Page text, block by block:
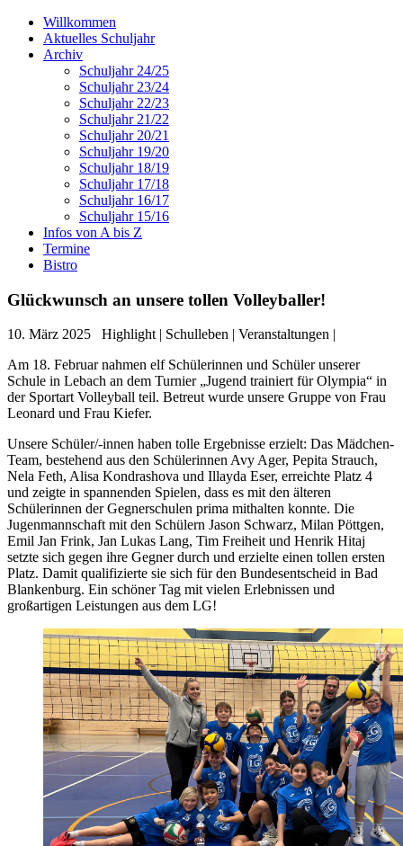
Willkommen
Aktuelles Schuljahr
Archiv
Schuljahr 24/25
Schuljahr 23/24
Schuljahr 22/23
Schuljahr 21/22
Schuljahr 20/21
Schuljahr 19/20
Schuljahr 18/19
Schuljahr 17/18
Schuljahr 16/17
Schuljahr 15/16
Infos von A bis Z
Termine
Bistro
Glückwunsch an unsere tollen Volleyballer!
10. März 2025
Highlight | Schulleben | Veranstaltungen |
Am 18. Februar nahmen elf Schülerinnen und Schüler unserer
Schule in Lebach an dem Turnier „Jugend trainiert für Olympia“ in
der Sportart Volleyball teil. Betreut wurde unsere Gruppe von Frau
Leonard und Frau Kiefer.
Unsere Schüler/-innen haben tolle Ergebnisse erzielt: Das Mädchen-
Team, bestehend aus den Schülerinnen Avy Ager, Pepita Strauch,
Nela Feth, Alisa Kondrashova und Illayda Eser, erreichte Platz 4
und zeigte in spannenden Spielen, dass es mit den älteren
Schülerinnen der Gegnerschulen prima mithalten konnte. Die
Jugenmannschaft mit den Schülern Jason Schwarz, Milan Pöttgen,
Emil Jan Frink, Jan Lukas Lang, Tim Freiheit und Henrik Hitaj
setzte sich gegen ihre Gegner durch und erzielte einen tollen ersten
Platz. Damit qualifizierte sie sich für den Bundesentscheid in Bad
Blankenburg. Ein schöner Tag mit vielen Erlebnissen und
großartigen Leistungen aus dem LG!